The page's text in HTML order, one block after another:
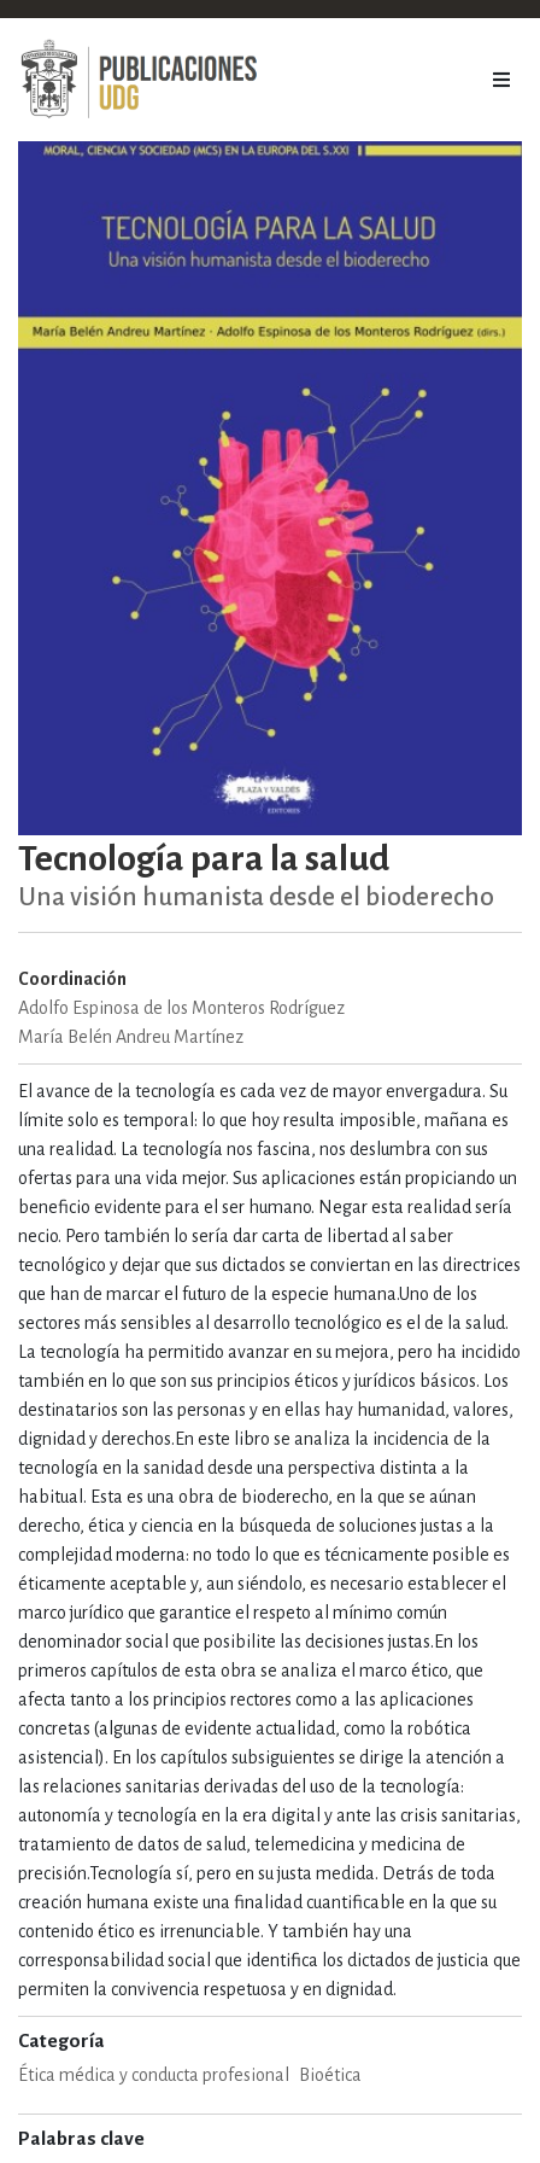
Tecnología para la salud
Una visión humanista desde el bioderecho
Coordinación
Adolfo Espinosa de los Monteros Rodríguez
María Belén Andreu Martínez
El avance de la tecnología es cada vez de mayor envergadura. Su
límite solo es temporal: lo que hoy resulta imposible, mañana es
una realidad. La tecnología nos fascina, nos deslumbra con sus
ofertas para una vida mejor. Sus aplicaciones están propiciando un
beneficio evidente para el ser humano. Negar esta realidad sería
necio. Pero también lo sería dar carta de libertad al saber
tecnológico y dejar que sus dictados se conviertan en las directrices
que han de marcar el futuro de la especie humana.Uno de los
sectores más sensibles al desarrollo tecnológico es el de la salud.
La tecnología ha permitido avanzar en su mejora, pero ha incidido
también en lo que son sus principios éticos y jurídicos básicos. Los
destinatarios son las personas y en ellas hay humanidad, valores,
dignidad y derechos.En este libro se analiza la incidencia de la
tecnología en la sanidad desde una perspectiva distinta a la
habitual. Esta es una obra de bioderecho, en la que se aúnan
derecho, ética y ciencia en la búsqueda de soluciones justas a la
complejidad moderna: no todo lo que es técnicamente posible es
éticamente aceptable y, aun siéndolo, es necesario establecer el
marco jurídico que garantice el respeto al mínimo común
denominador social que posibilite las decisiones justas.En los
primeros capítulos de esta obra se analiza el marco ético, que
afecta tanto a los principios rectores como a las aplicaciones
concretas (algunas de evidente actualidad, como la robótica
asistencial). En los capítulos subsiguientes se dirige la atención a
las relaciones sanitarias derivadas del uso de la tecnología:
autonomía y tecnología en la era digital y ante las crisis sanitarias,
tratamiento de datos de salud, telemedicina y medicina de
precisión.Tecnología sí, pero en su justa medida. Detrás de toda
creación humana existe una finalidad cuantificable en la que su
contenido ético es irrenunciable. Y también hay una
corresponsabilidad social que identifica los dictados de justicia que
permiten la convivencia respetuosa y en dignidad.
Categoría
Ética médica y conducta profesional Bioética
Palabras clave